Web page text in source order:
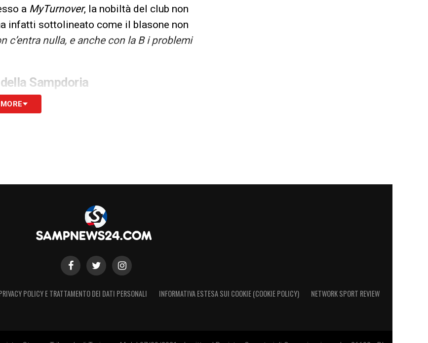
a MyTurnover, la nobiltà del club non
infatti sottolineato come il blasone non
c’entra nulla, e anche con la B i problemi
Sampdoria
Il leader dello spogliatoio doriano
POLICY E TRATTAMENTO DEI DATI PERSONALI INFORMATIVA ESTESA SUI COOKIE (COOKIE POLICY) NETWORK SPORT REVIEW